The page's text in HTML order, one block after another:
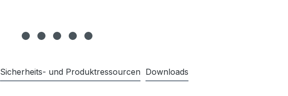
Sicherheits- und Produktressourcen Downloads